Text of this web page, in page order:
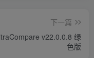
下一篇
v22.0.0.8 绿
色版